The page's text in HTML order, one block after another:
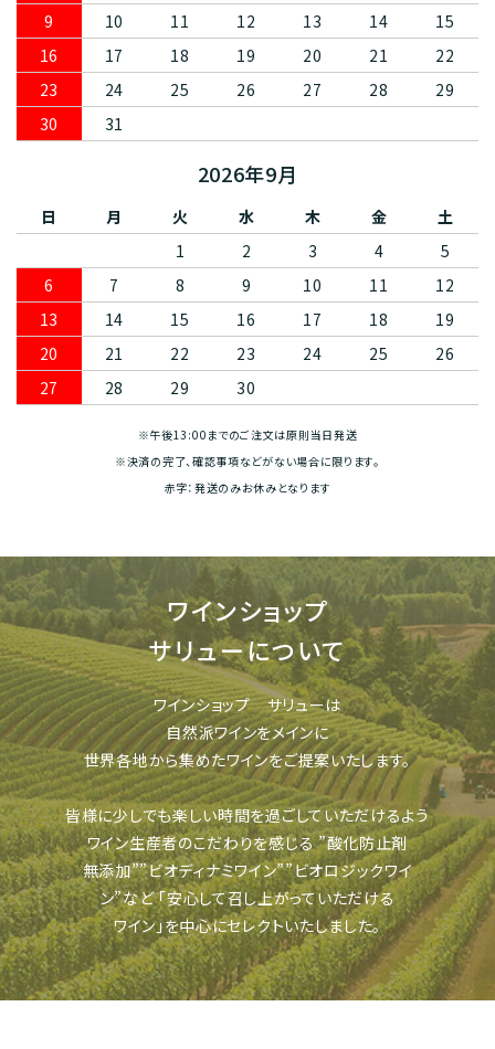
9
10 11 12 13 14
15
16
17 18 19 20 21
22
23
24 25 26 27 28
29
30
31
2026年9月
日 月 火 水 木 金
土
1
2 3 4
5
6
7 8 9 10 11
12
13
14 15 16 17 18
19
20
21 22 23 24 25
26
27
28 29 30
※午後13:00までのご注文は原則当日発送
※決済の完了、確認事項などがない場合に限ります。
赤字：発送のみお休みとなります
ワインショップ
サリューについて
ワインショップ サリューは
自然派ワインをメインに
世界各地から集めたワインをご提案いたします。
皆様に少しでも楽しい時間を過ごしていただけるよう
ワイン生産者のこだわりを感じる”酸化防止剤
無添加””ビオディナミワイン””ビオロジックワイ
ン”など「安心して召し上がっていただける
ワイン」を中心にセレクトいたしました。